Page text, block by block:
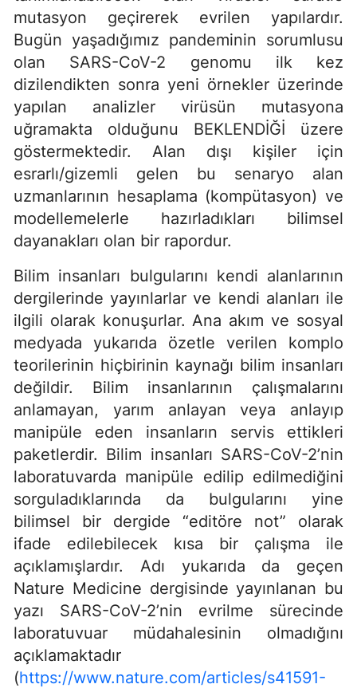
mutasyon geçirerek evrilen yapılardır.
Bugün yaşadığımız pandeminin sorumlusu
olan SARS-CoV-2 genomu ilk kez
dizilendikten sonra yeni örnekler üzerinde
yapılan analizler virüsün mutasyona
uğramakta olduğunu BEKLENDİĞİ üzere
göstermektedir. Alan dışı kişiler için
esrarlı/gizemli gelen bu senaryo alan
uzmanlarının hesaplama (kompütasyon) ve
modellemelerle hazırladıkları bilimsel
dayanakları olan bir rapordur.
Bilim insanları bulgularını kendi alanlarının
dergilerinde yayınlarlar ve kendi alanları ile
ilgili olarak konuşurlar. Ana akım ve sosyal
medyada yukarıda özetle verilen komplo
teorilerinin hiçbirinin kaynağı bilim insanları
değildir. Bilim insanlarının çalışmalarını
anlamayan, yarım anlayan veya anlayıp
manipüle eden insanların servis ettikleri
paketlerdir. Bilim insanları SARS-CoV-2’nin
laboratuvarda manipüle edilip edilmediğini
sorguladıklarında da bulgularını yine
bilimsel bir dergide “editöre not” olarak
ifade edilebilecek kısa bir çalışma ile
açıklamışlardır. Adı yukarıda da geçen
Nature Medicine dergisinde yayınlanan bu
yazı SARS-CoV-2’nin evrilme sürecinde
laboratuvuar müdahalesinin olmadığını
açıklamaktadır
(https://www.nature.com/articles/s41591-